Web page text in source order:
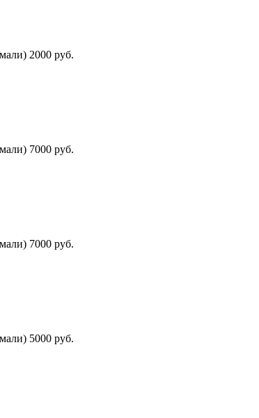
2000 руб.
7000 руб.
7000 руб.
5000 руб.